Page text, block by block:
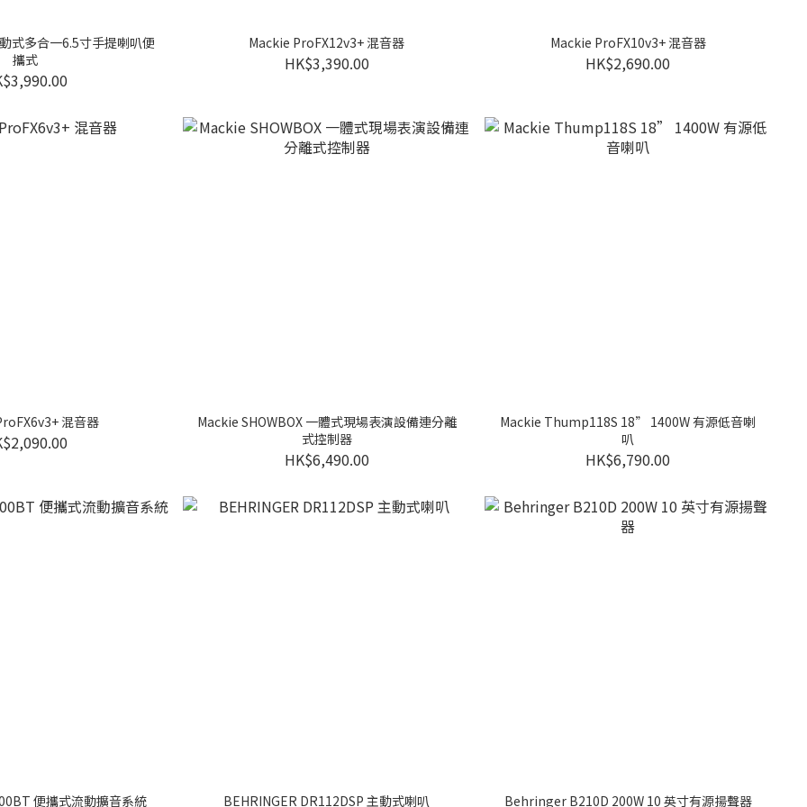
式多合一6.5寸手提喇叭便
攜式
Mackie ProFX12v3+ 混音器
HK$3,390.00
Mackie ProFX10v3+ 混音器
HK$2,690.00
混音器
Mackie SHOWBOX 一體式現場表演設備連分離
式控制器
HK$6,490.00
Mackie Thump118S 18” 1400W 有源低音喇
叭
HK$6,790.00
便攜式流動擴音系統 BEHRINGER DR112DSP 主動式喇叭 Behringer B210D 200W 10 英寸有源揚聲器